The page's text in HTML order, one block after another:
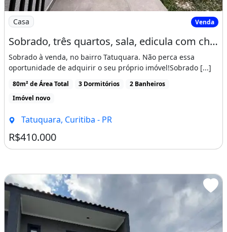
Imagem: Sobrado, três quartos, sala, edicula com
Casa Venda
Sobrado, três quartos, sala, edicula com churrasqueira, ótima localização
Sobrado à venda, no bairro Tatuquara. Não perca essa
oportunidade de adquirir o seu próprio imóvel!Sobrado [...]
80m² de Área Total 3 Dormitórios
2 Banheiros
Imóvel novo
Tatuquara, Curitiba - PR
R$410.000